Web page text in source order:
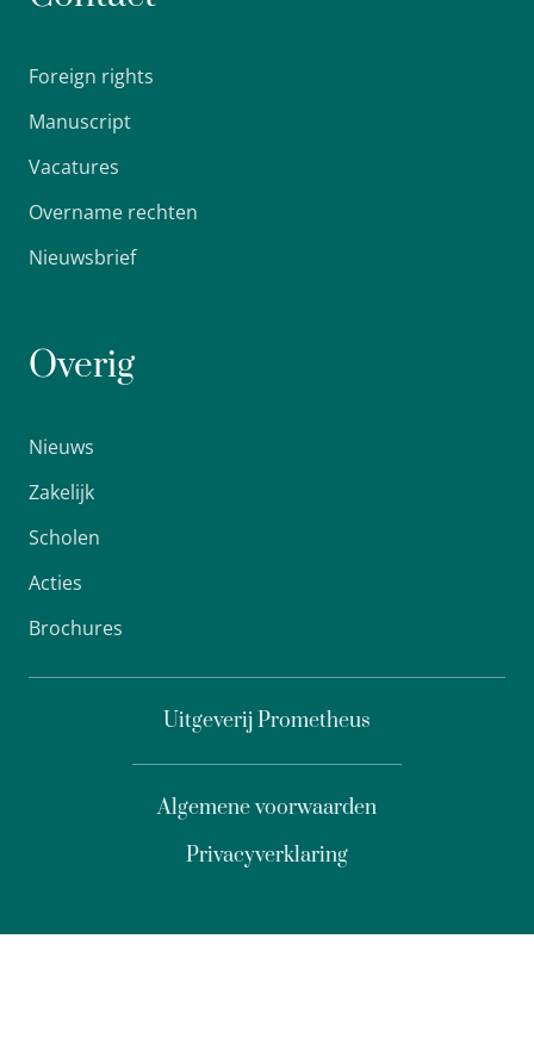
Foreign rights
Manuscript
Vacatures
Overname rechten
Nieuwsbrief
Overig
Nieuws
Zakelijk
Scholen
Acties
Brochures
Uitgeverij Prometheus
Privacyverklaring
Algemene voorwaarden